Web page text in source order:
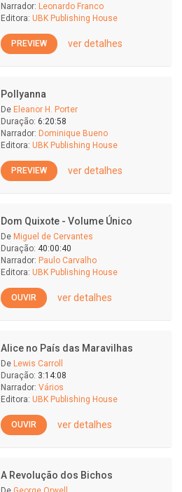
Narrador: Leonardo Franco
Editora: UBK Publishing House
PREVIEW ver detalhes
Pollyanna
De Eleanor H. Porter
Duração: 6:20:58
Narrador: Dominique Bueno
Editora: UBK Publishing House
PREVIEW ver detalhes
Dom Quixote - Volume Único
De Miguel de Cervantes
Duração: 40:00:40
Narrador: Paulo Carvalho
Editora: UBK Publishing House
OUVIR ver detalhes
Alice no País das Maravilhas
De Lewis Carroll
Duração: 3:14:08
Narrador: Vários
Editora: UBK Publishing House
OUVIR ver detalhes
A Revolução dos Bichos